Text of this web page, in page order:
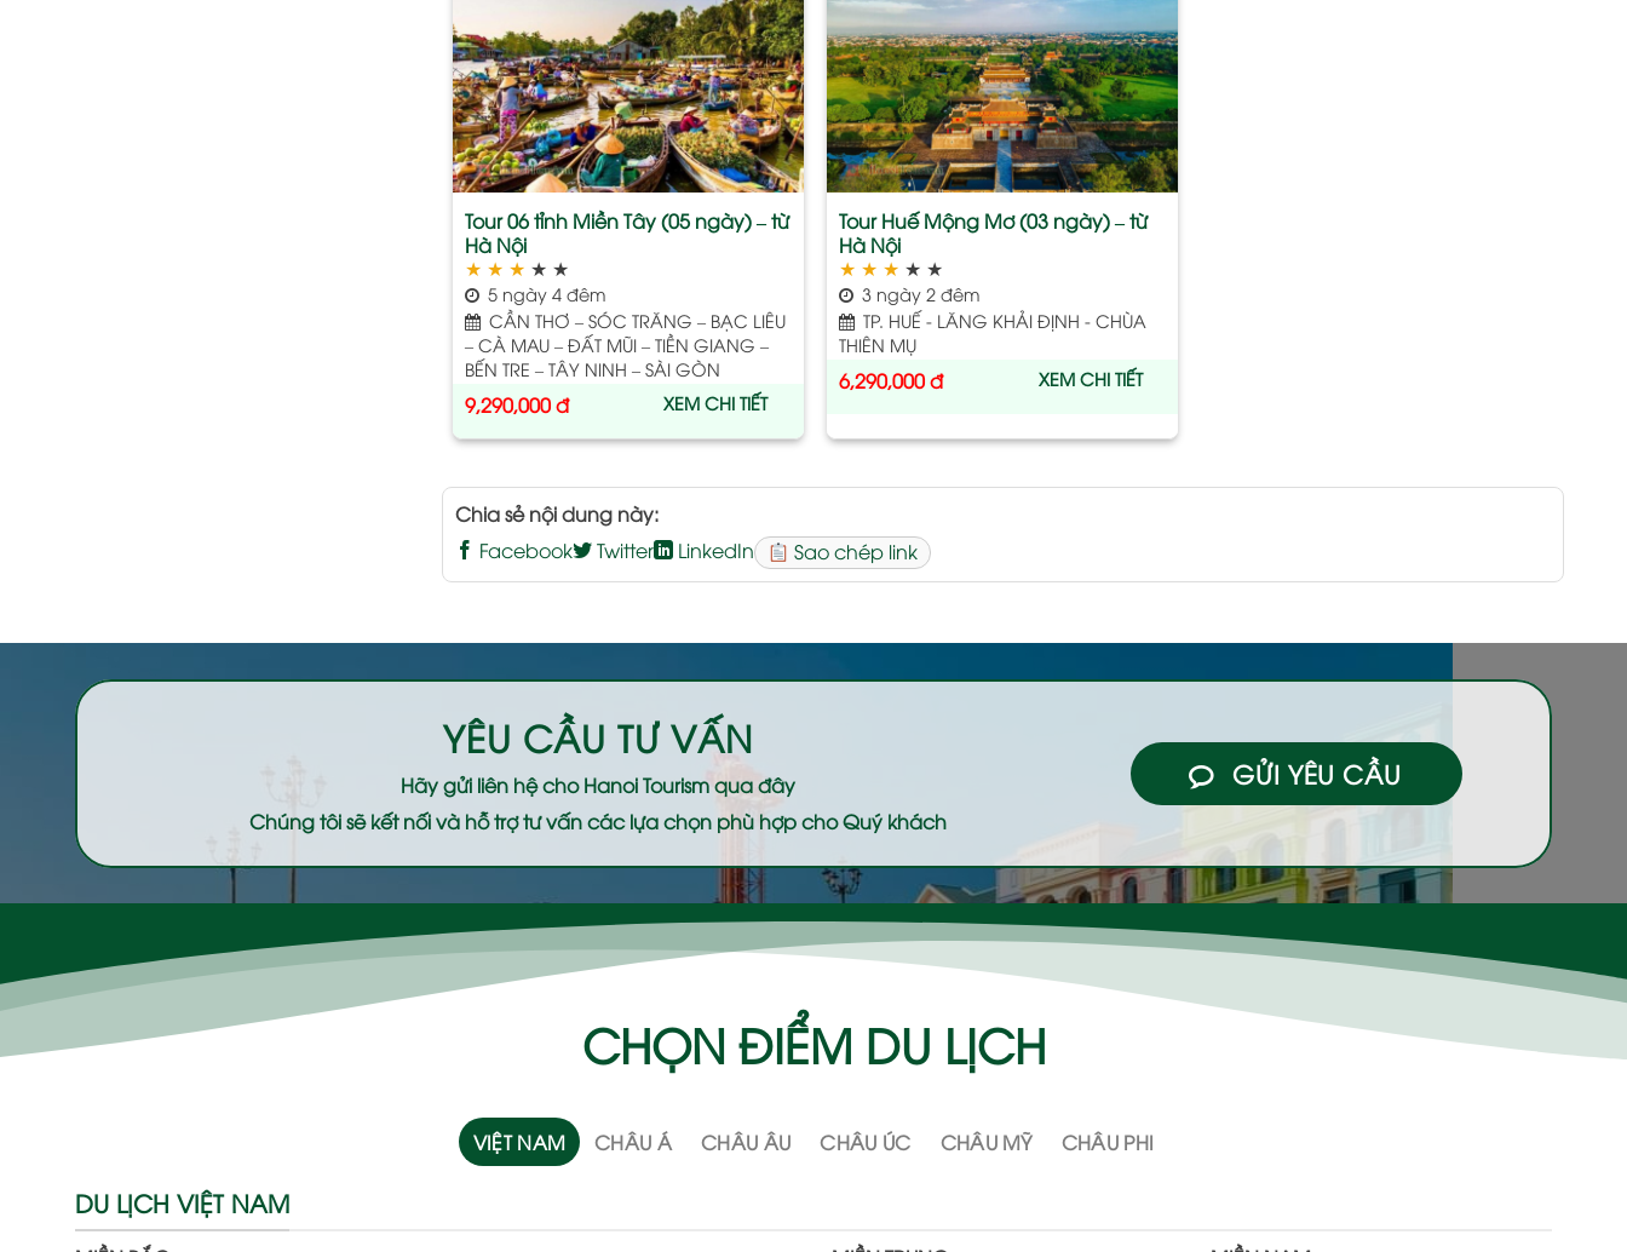
Add
to
wishlist
Tour 06 tỉnh Miền Tây (05 ngày) – từ
Hà Nội
★ ★ ★ ★ ★
5 ngày 4 đêm
CẦN THƠ – SÓC TRĂNG – BẠC LIÊU
– CÀ MAU – ĐẤT MŨI – TIỀN GIANG –
BẾN TRE – TÂY NINH – SÀI GÒN
9,290,000đ XEM CHI TIẾT
to
wishlist
Tour Huế Mộng Mơ (03 ngày) – từ
Hà Nội
★ ★ ★ ★ ★
3 ngày 2 đêm
TP. HUẾ - LĂNG KHẢI ĐỊNH - CHÙA
THIÊN MỤ
6,290,000đ XEM CHI TIẾT
Chia sẻ nội dung này:
Facebook
Twitter LinkedIn Sao chép link
YÊU CẦU TƯ VẤN
Hãy gửi liên hệ choHanoi Tourismqua đây
Chúng tôi sẽ kết nối và hỗ trợ tư vấn các lựa chọn phù hợp cho Quý khách
GỬI YÊU CẦU
CHỌN ĐIỂM DU LỊCH
VIỆT NAM CHÂU Á CHÂU ÂU CHÂU ÚC CHÂU MỸ CHÂU PHI
DU LỊCH VIỆT NAM